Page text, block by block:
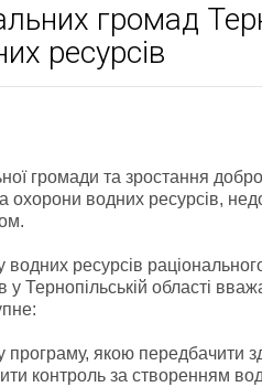
громад
ресурсів
громади та зростання
охорони водних ресурсів,
ресурсів
Тернопільській області
якою передбачити
контроль за створенням